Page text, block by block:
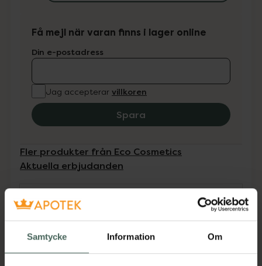
Samtycke Information Om
Få mejl när varan finns i lager online
Din e-postadress
Jag accepterar villkoren
Spara
Fler produkter från Eco Cosmetics
Aktuella erbjudanden
Beskrivning Dölj
Solspray för barn med granatäpple,